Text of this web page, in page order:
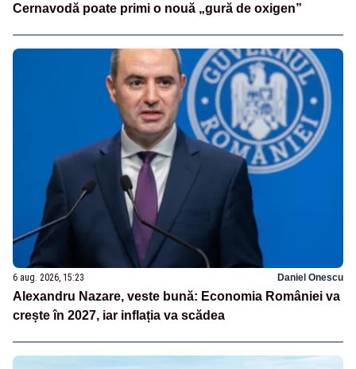
Cernavodă poate primi o nouă „gură de oxigen”
6 aug. 2026, 15:23 Daniel Onescu
Alexandru Nazare, veste bună: Economia României va
crește în 2027, iar inflația va scădea